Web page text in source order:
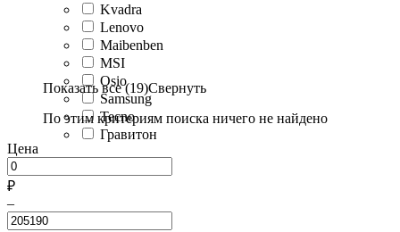
Kvadra
Lenovo
Maibenben
MSI
Osio
Samsung
Tecno
Гравитон
Показать все (19)Свернуть
По этим критериям поиска ничего не найдено
Цена
₽
–